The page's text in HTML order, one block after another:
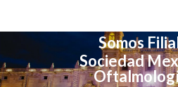
Somos
Sociedad